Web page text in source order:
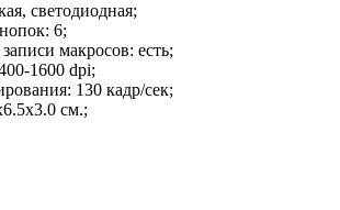
светодиодная;
6;
макросов: есть;
1600 dpi;
130 кадр/сек;
см.;